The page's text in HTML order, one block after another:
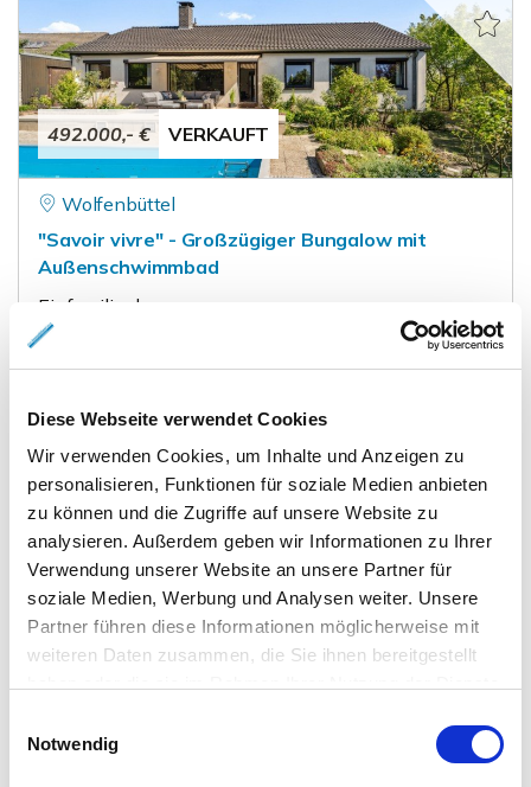
Diese Webseite verwendet Cookies
Wir verwenden Cookies, um Inhalte und Anzeigen zu
personalisieren, Funktionen für soziale Medien anbieten
zu können und die Zugriffe auf unsere Website zu
analysieren. Außerdem geben wir Informationen zu Ihrer
Verwendung unserer Website an unsere Partner für
soziale Medien, Werbung und Analysen weiter. Unsere
Partner führen diese Informationen möglicherweise mit
weiteren Daten zusammen, die Sie ihnen bereitgestellt
Notwendig
492.000,- € VERKAUFT
Wolfenbüttel
"Savoir vivre" - Großzügiger Bungalow mit
Außenschwimmbad
Einfamilienhaus
WOHNFLÄCHE
ZIMMER
230.000,- € VERKAUFT
Braunschweig - Rüningen
Einfamilienhaus in Braunschweig-Rüningen,
Handwerker